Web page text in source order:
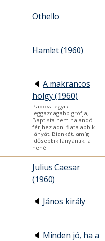
Othello
Hamlet (1960)
🔈 A makrancos
hölgy (1960)
Padova egyik
leggazdagabb grófja,
Baptista nem halandó
férjhez adni fiatalabbik
lányát, Biankát, amíg
idősebbik lányának, a
nehé
Julius Caesar
(1960)
🔈 János király
🔈 Minden jó, ha a